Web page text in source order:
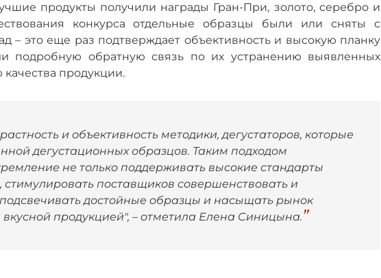
продукты получили награды Гран-При, золото, серебро и
конкурса отдельные образцы были или сняты с
– это еще раз подтверждает объективность и высокую планку
подробную обратную связь по их устранению выявленных
продукции.
и объективность методики, дегустаторов, которые
дегустационных образцов. Таким подходом
не только поддерживать высокие стандарты
поставщиков совершенствовать и
достойные образцы и насыщать рынок
продукцией", – отметила Елена Синицына.